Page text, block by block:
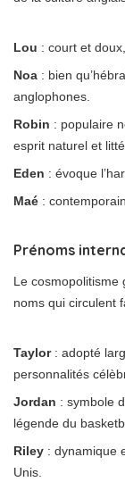
Lou : court et
Noa : bien
anglophones.
Robin : populaire
esprit naturel et
Eden : évoque
Maé :
Prénoms
Le cosmopolitisme
noms qui circulent
Taylor: adopté
personnalités
Jordan : symbole
légende du
Riley : dynamique
Unis.